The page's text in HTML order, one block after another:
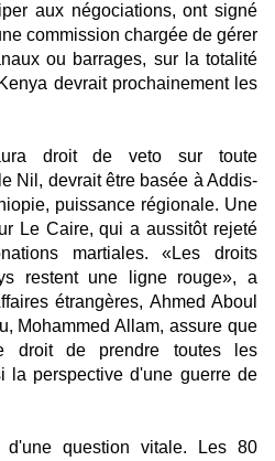
aux négociations, ont signé
commission chargée de gérer
ou barrages, sur la totalité
devrait prochainement les
droit de veto sur toute
Nil, devrait être basée à Addis-
puissance régionale. Une
Le Caire, qui a aussitôt rejeté
martiales. «Les droits
restent une ligne rouge», a
étrangères, Ahmed Aboul
Mohammed Allam, assure que
droit de prendre toutes les
la perspec­tive d'une guerre de
question vitale. Les 80